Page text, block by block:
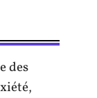
des